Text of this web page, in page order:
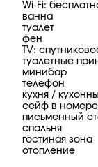
Wi-Fi:
ванна
туалет
фен
TV:
туалетные
минибар
телефон
кухня /
сейф в номере
письменный
спальня
гостиная зона
отопление